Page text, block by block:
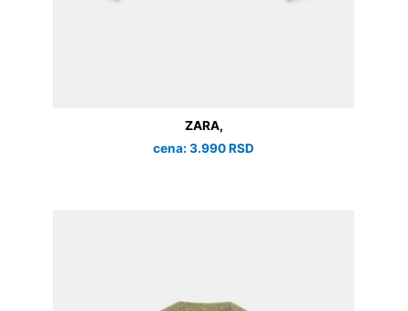
ZARA,
cena: 3.990 RSD